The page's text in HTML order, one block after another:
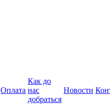
Оплата
Как до
нас
добраться
Новости